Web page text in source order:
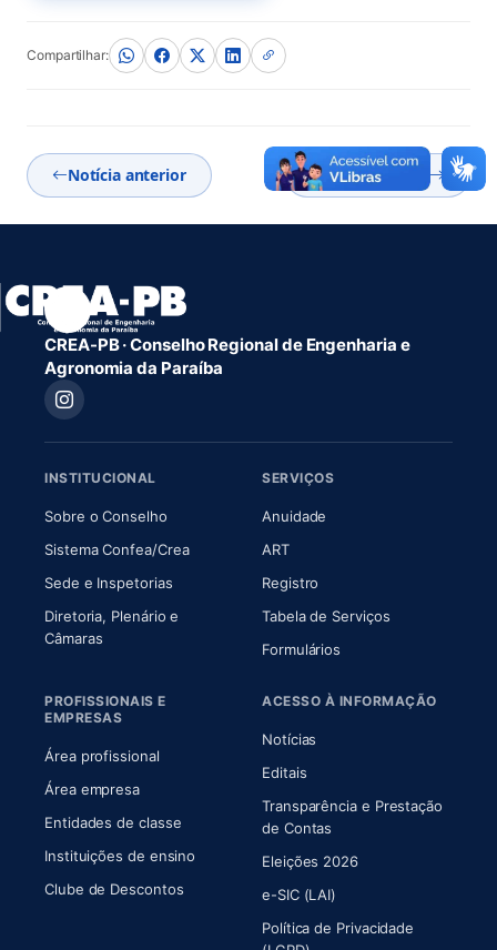
Compartilhar:
Notícia anterior Próxima notícia
CREA-PB · Conselho Regional de Engenharia e
Agronomia da Paraíba
INSTITUCIONAL
Sobre o Conselho(abre em nova aba)
Sistema Confea/Crea(abre em nova aba)
Sede e Inspetorias
Diretoria, Plenário e
Câmaras(abre em nova aba)
SERVIÇOS
Anuidade
ART(abre em nova aba)
Registro
Tabela de Serviços
Formulários
PROFISSIONAIS E
EMPRESAS
Área profissional
Área empresa
Entidades de classe
Instituições de ensino
Clube de Descontos
ACESSO À INFORMAÇÃO
Notícias
Editais
Transparência e Prestação
de Contas
Eleições 2026
e-SIC (LAI)
Política de Privacidade